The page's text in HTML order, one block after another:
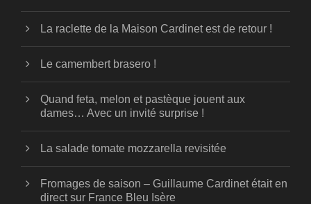
La raclette de la Maison Cardinet est de retour !
Le camembert brasero !
Quand feta, melon et pastèque jouent aux
dames… Avec un invité surprise !
La salade tomate mozzarella revisitée
Fromages de saison – Guillaume Cardinet était en
direct sur France Bleu Isère